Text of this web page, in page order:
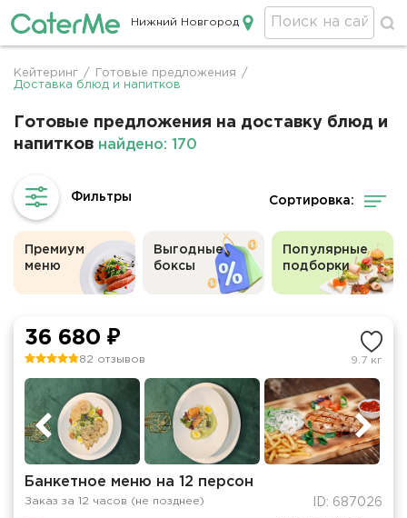
Кейтеринг в Нижнем Новгороде
Нижний Новгород
Строка
Кейтеринг / Готовые предложения
/
Доставка блюд и напитков
Готовые предложения на доставку блюд и
напитков найдено: 170
Сортировка:
Премиум
меню
Выгодные
боксы
Популярные
подборки
36 680 ₽
82 отзывов 9.7 кг
Банкетное меню на 12 персон
Заказ за 12 часов (не позднее) ID: 687026